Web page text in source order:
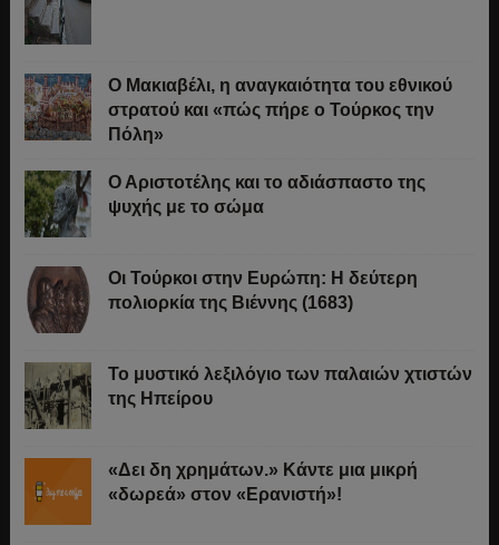
Ο Μακιαβέλι, η αναγκαιότητα του εθνικού
στρατού και «πώς πήρε ο Τούρκος την
Πόλη»
Ο Αριστοτέλης και το αδιάσπαστο της
ψυχής με το σώμα
Οι Τούρκοι στην Ευρώπη: Η δεύτερη
πολιορκία της Βιέννης (1683)
Το μυστικό λεξιλόγιο των παλαιών χτιστών
της Ηπείρου
«Δει δη χρημάτων.» Κάντε μια μικρή
«δωρεά» στον «Ερανιστή»!